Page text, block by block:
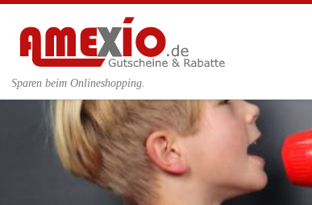
Zum Inhalt springen
Sparen beim Onlineshopping.